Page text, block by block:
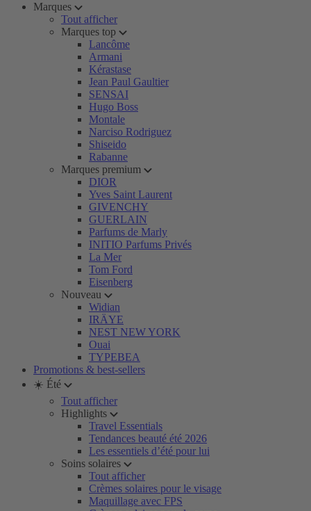
Marques
Tout afficher
Marques top
Lancôme
Armani
Kérastase
Jean Paul Gaultier
SENSAI
Hugo Boss
Montale
Narciso Rodriguez
Shiseido
Rabanne
Marques premium
DIOR
Yves Saint Laurent
GIVENCHY
GUERLAIN
Parfums de Marly
INITIO Parfums Privés
La Mer
Tom Ford
Eisenberg
Nouveau
Widian
IRÄYE
NEST NEW YORK
Ouai
TYPEBEA
Promotions & best-sellers
☀️ Été
Tout afficher
Highlights
Travel Essentials
Tendances beauté été 2026
Les essentiels d’été pour lui
Soins solaires
Tout afficher
Crèmes solaires pour le visage
Maquillage avec FPS